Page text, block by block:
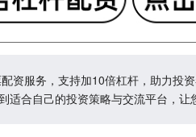
资服务，支持加10倍杠杆，助力投
合自己的投资策略与交流平台，让